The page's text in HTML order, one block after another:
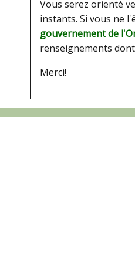
Vous serez orienté
instants. Si vous ne
gouvernement de
renseignements
Merci!